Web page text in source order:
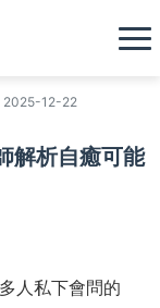
2025-12-22
解析自癒可能
人私下會問的